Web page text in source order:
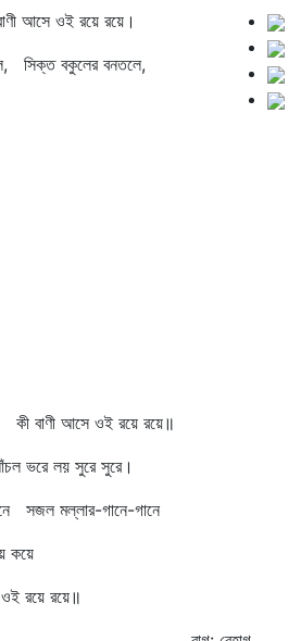
আসে ওই রয়ে রয়ে।
সিক্ত বকুলের বনতলে,
বাণী আসে ওই রয়ে রয়ে॥
ভরে লয় সুরে সুরে।
সজল মল্লার-গানে-গানে
কয়ে
রয়ে॥